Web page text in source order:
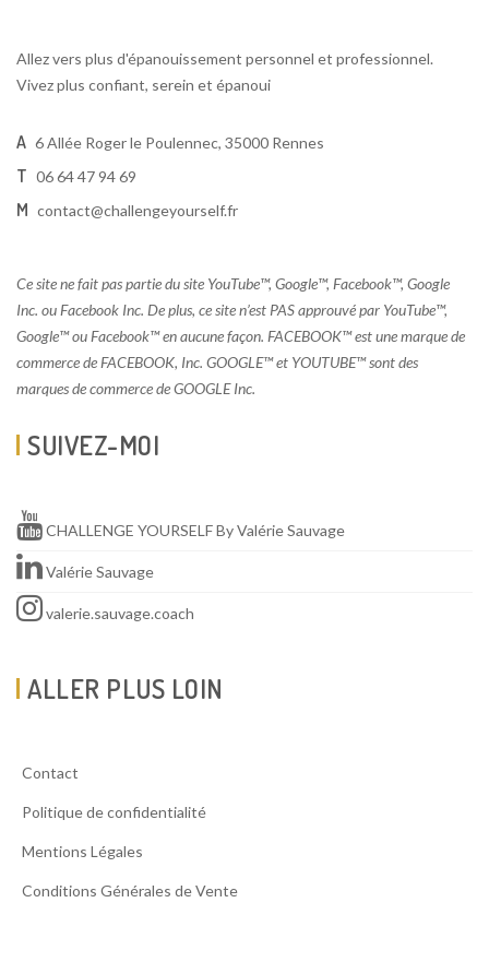
Allez vers plus d'épanouissement personnel et professionnel.
Vivez plus confiant, serein et épanoui
A 6 Allée Roger le Poulennec, 35000 Rennes
T 06 64 47 94 69
M contact@challengeyourself.fr
Ce site ne fait pas partie du site YouTube™, Google™, Facebook™, Google
Inc. ou Facebook Inc. De plus, ce site n’est PAS approuvé par YouTube™,
Google™ ou Facebook™ en aucune façon. FACEBOOK™ est une marque de
commerce de FACEBOOK, Inc. GOOGLE™ et YOUTUBE™ sont des
marques de commerce de GOOGLE Inc.
SUIVEZ-MOI
CHALLENGE YOURSELF By Valérie Sauvage
Valérie Sauvage
valerie.sauvage.coach
ALLER PLUS LOIN
Contact
Politique de confidentialité
Mentions Légales
Conditions Générales de Vente